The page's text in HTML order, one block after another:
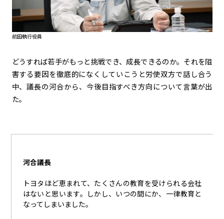
前田執行役員
どうすれば若手がもっと挑戦でき、成長できるのか。それを阻
害する要因を徹底的になくしていこうと労使双方で話し合う
中、議長の河合から、今後目指すべき方向について言葉が出
た。
河合議長
トヨタほど恵まれて、たくさんの教育を受けられる会社
はないと思います。しかし、いつの間にか、一律教育と
なってしまいました。